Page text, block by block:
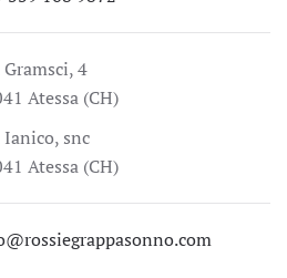
4
Atessa (CH)
snc
Atessa (CH)